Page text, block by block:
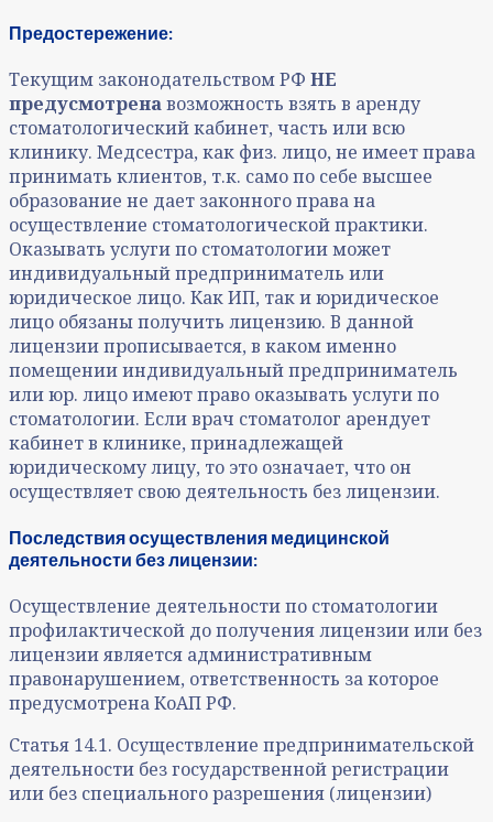
Предостережение:
Текущим законодательством РФ НЕ
предусмотренавозможность взять в аренду
стоматологический кабинет, часть или всю
клинику. Медсестра, как физ. лицо, не имеет права
принимать клиентов, т.к. само по себе высшее
образование не дает законного права на
осуществление стоматологической практики.
Оказывать услуги по стоматологии может
индивидуальный предприниматель или
юридическое лицо. Как ИП, так и юридическое
лицо обязаны получить лицензию. В данной
лицензии прописывается, в каком именно
помещении индивидуальный предприниматель
или юр. лицо имеют право оказывать услуги по
стоматологии. Если врач стоматолог арендует
кабинет в клинике, принадлежащей
юридическому лицу, то это означает, что он
осуществляет свою деятельность без лицензии.
Последствия осуществления медицинской
деятельности без лицензии:
Осуществление деятельности по стоматологии
профилактической до получения лицензии или без
лицензии является административным
правонарушением, ответственность за которое
предусмотрена КоАП РФ.
Статья 14.1. Осуществление предпринимательской
деятельности без государственной регистрации
или без специального разрешения (лицензии)